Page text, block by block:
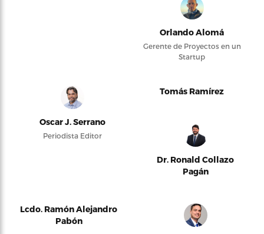
Orlando Alomá
Gerente de Proyectos en un
Startup
Oscar J. Serrano
Periodista Editor
Tomás Ramírez
Dr. Ronald Collazo
Pagán
Lcdo. Ramón Alejandro
Pabón